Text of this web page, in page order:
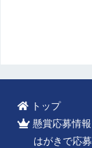
トップ
懸賞応募情報
はがきで応募